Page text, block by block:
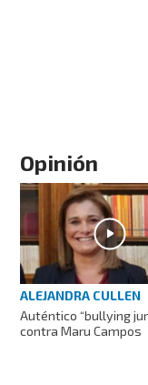
Opinión
ALEJANDRA CULLEN
Auténtico “bullying
contra Maru Campos